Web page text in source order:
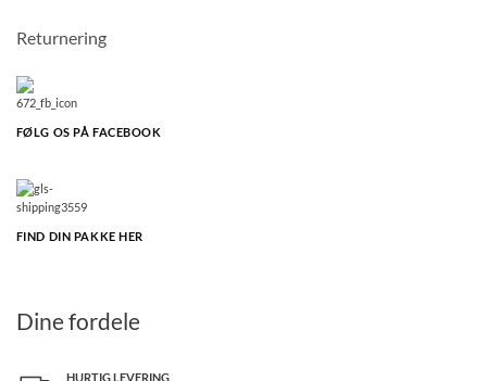
Returnering
FØLG OS PÅ FACEBOOK
FIND DIN PAKKE HER
Dine fordele
HURTIG LEVERING